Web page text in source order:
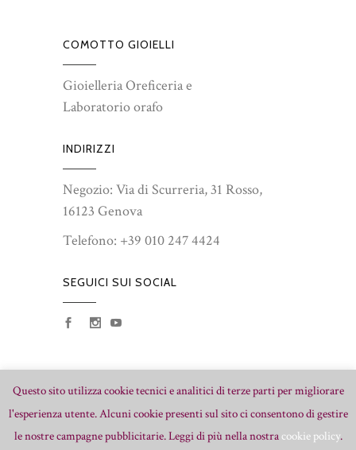
COMOTTO GIOIELLI
Gioielleria Oreficeria e
Laboratorio orafo
INDIRIZZI
Negozio: Via di Scurreria, 31 Rosso,
16123 Genova
Telefono: +39 010 247 4424
SEGUICI SUI SOCIAL
© Copyright Comotto Gioielli | P.IVA 02218310999
Questo sito utilizza cookie tecnici e analitici di terze parti per migliorare
l'esperienza utente. Alcuni cookie presenti sul sito ci consentono di gestire
le nostre campagne pubblicitarie. Leggi di più nella nostra cookie policy.